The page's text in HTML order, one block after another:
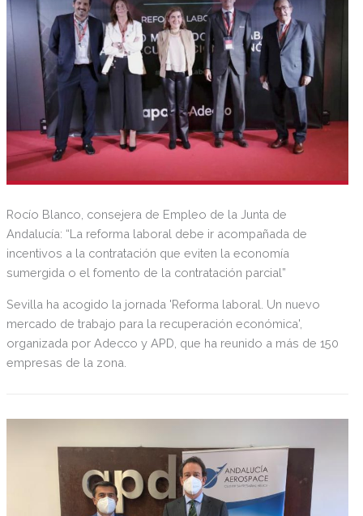
Rocío Blanco, consejera de Empleo de la Junta de
Andalucía: “La reforma laboral debe ir acompañada de
incentivos a la contratación que eviten la economía
sumergida o el fomento de la contratación parcial”
Sevilla ha acogido la jornada 'Reforma laboral. Un nuevo
mercado de trabajo para la recuperación económica',
organizada por Adecco y APD, que ha reunido a más de 150
empresas de la zona.